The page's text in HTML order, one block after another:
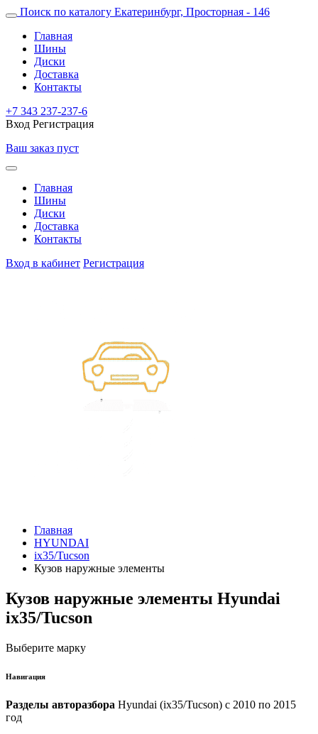
Поиск по каталогу Екатеринбург, Просторная - 146
Главная
Шины
Диски
Доставка
Контакты
+7 343 237-237-6
Вход Регистрация
Ваш заказ пуст
Главная
Шины
Диски
Доставка
Контакты
Вход в кабинет Регистрация
Главная
HYUNDAI
ix35/Tucson
Кузов наружные элементы
Кузов наружные элементы Hyundai
ix35/Tucson
Выберите марку
Навигация
Разделы авторазбора Hyundai (ix35/Tucson) с 2010 по 2015
год